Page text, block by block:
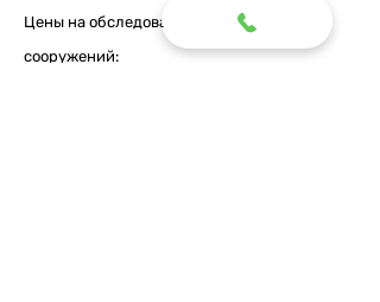
Цены на обследование зданий и
сооружений: